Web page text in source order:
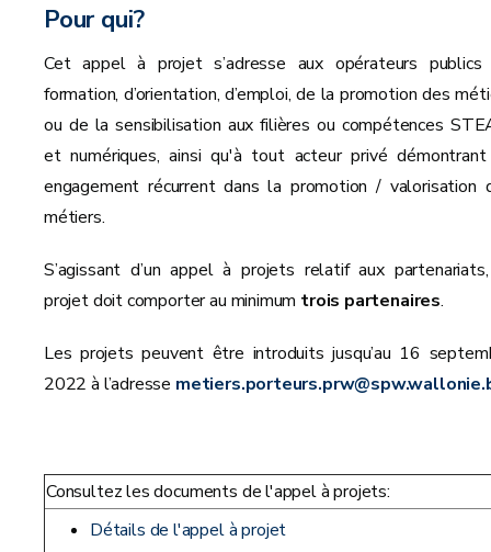
Pour qui?
Cet appel à projet s’adresse aux opérateurs publics
formation, d’orientation, d’emploi, de la promotion des
ou de la sensibilisation aux filières ou compétences
et numériques, ainsi qu'à tout acteur privé
engagement récurrent dans la promotion / valorisation
métiers.
S’agissant d’un appel à projets relatif aux
projet doit comporter au minimum trois partenaires.
Les projets peuvent être introduits jusqu’au 16
2022 à l’adresse
Consultez les documents de l'appel à projets:
Détails de l'appel à projet